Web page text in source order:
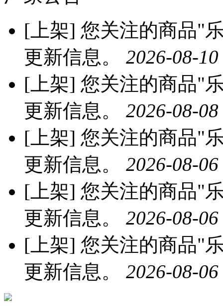
[上架] 您关注的商品"
更新信息。 2026-08-
[上架] 您关注的商品"
更新信息。 2026-08-
[上架] 您关注的商品"
更新信息。 2026-08-
[上架] 您关注的商品"
更新信息。 2026-08-
[上架] 您关注的商品"
更新信息。 2026-08-